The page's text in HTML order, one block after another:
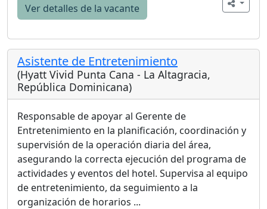
Ver detalles de la vacante
Asistente de Entretenimiento
(Hyatt Vivid Punta Cana - La Altagracia,
República Dominicana)
Responsable de apoyar al Gerente de
Entretenimiento en la planificación, coordinación y
supervisión de la operación diaria del área,
asegurando la correcta ejecución del programa de
actividades y eventos del hotel. Supervisa al equipo
de entretenimiento, da seguimiento a la
organización de horarios ...